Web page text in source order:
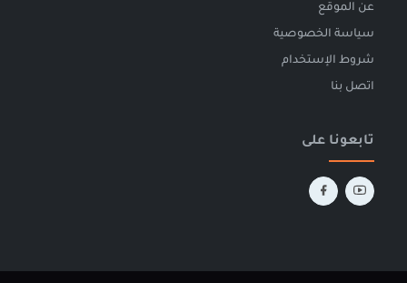
عن الموقع
سياسة الخصوصية
شروط الإستخدام
اتصل بنا
تابعونا على